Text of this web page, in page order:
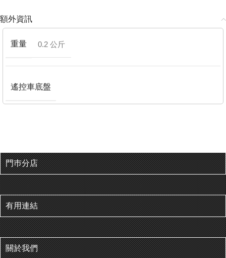
額外資訊
重量 0.2 公斤
遙控車底盤
門巿分店
有用連結
關於我們